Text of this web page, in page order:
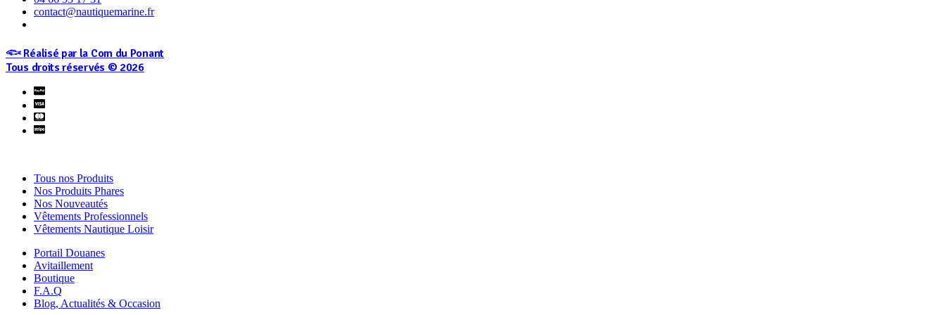
contact@nautiquemarine.fr
𓆟 Réalisé par la Com du Ponant
Tous droits réservés © 2026
Tous nos Produits
Nos Produits Phares
Nos Nouveautés
Vêtements Professionnels
Vêtements Nautique Loisir
Portail Douanes
Avitaillement
Boutique
F.A.Q
Blog, Actualités & Occasion